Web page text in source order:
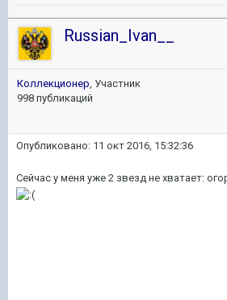
Russian_Ivan__
Коллекционер, Участник
998 публикаций
Опубликовано: 11 окт 2016, 15:32:36
Сейчас у меня уже 2 звезд не хватает: